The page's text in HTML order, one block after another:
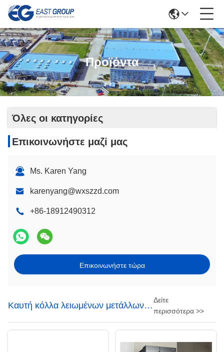
Προϊόντα
Όλες οι κατηγορίες
Επικοινωνήστε μαζί μας
Ms. Karen Yang
karenyang@wxszzd.com
+86-18912490312
Επικοινωνήστε τώρα
Καυτή κόλλα λειωμένων μετάλλων
PUR
Δείτε
περισσότερα >>